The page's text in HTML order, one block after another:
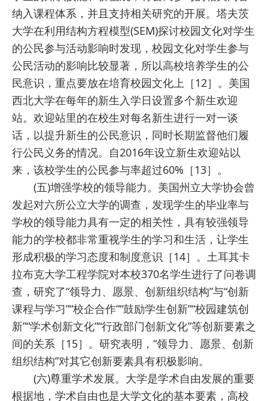
纳入课程体系，并且支持相关研究的开展。塔夫茨
大学在利用结构方程模型(SEM)探讨校园文化对学生
的公民参与活动影响时发现，校园文化对学生参与
公民活动的影响比较显著，所以高校培养学生的公
民意识，重点要放在培育校园文化上［12］。美国
西北大学在每年的新生入学日设置多个新生欢迎
站。欢迎站里的在校生对每名新生进行一对一谈
话，以提升新生的公民意识，同时长期监督他们履
行公民义务的情况。自2016年设立新生欢迎站以
来，该校学生的公民参与率超过60%［13］。
(五)增强学校的领导能力。美国州立大学协会曾
发起对六所公立大学的调查，发现学生的毕业率与
学校的领导能力具有一定的相关性，具有较强领导
能力的学校都非常重视学生的学习和生活，让学生
形成积极的学习态度和制度意识［14］。土耳其卡
拉布克大学工程学院对本校370名学生进行了问卷调
查，研究了“领导力、愿景、创新组织结构”与“创新
课程与学习”“校企合作”“鼓励学生创新”“校园建筑创
新”“学术创新文化”“行政部门创新文化”等创新要素之
间的关系［15］。研究表明，“领导力、愿景、创新
组织结构”对其它创新要素具有积极影响。
(六)尊重学术发展。大学是学术自由发展的重要
根据地，学术自由也是大学文化的基本要素，高校